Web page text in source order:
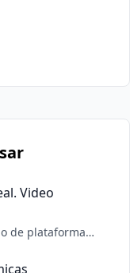
Video
de plataforma
tiempo real o